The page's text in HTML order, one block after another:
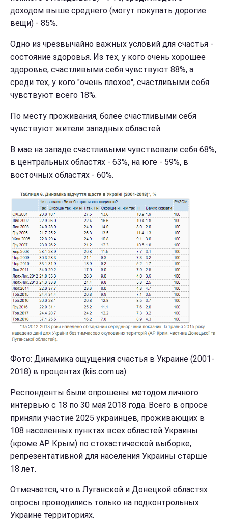
доходом выше среднего (могут покупать дорогие
вещи) - 85%.
Одно из чрезвычайно важных условий для счастья -
состояние здоровья. Из тех, у кого очень хорошее
здоровье, счастливыми себя чувствуют 88%, а
среди тех, у кого "очень плохое", счастливыми себя
чувствуют всего 18%.
По месту проживания, более счастливыми себя
чувствуют жители западных областей.
В мае на западе счастливыми чувствовали себя 68%,
в центральных областях - 63%, на юге - 59%, в
восточных областях - 60%.
Фото: Динамика ощущения счастья в Украине (2001-
2018) в процентах (kiis.com.ua)
Респонденты были опрошены методом личного
интервью с 18 по 30 мая 2018 года. Всего в опросе
приняли участие 2025 украинцев, проживающих в
108 населенных пунктах всех областей Украины
(кроме АР Крым) по стохастической выборке,
репрезентативной для населения Украины старше
18 лет.
Отмечается, что в Луганской и Донецкой областях
опросы проводились только на подконтрольных
Украине территориях.